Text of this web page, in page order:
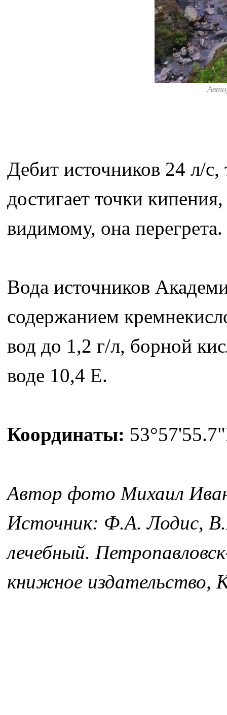
Дебит источников 24 л/
достигает точки
видимому, она перегрета.
Вода источников
содержанием
вод до 1,2 г/л, борной
воде 10,4 Е.
Координаты:
Автор фото Михаил
Источник: Ф.А. Лодис,
лечебный.
книжное издательство,